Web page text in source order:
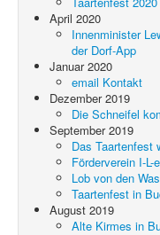
April 2020
Innenminister
der Dorf-App
Januar 2020
email Kontakt
Dezember 2019
Die Schneifel
September 2019
Das Taartenfest
Förderverein I-L-
Lob von den
Taartenfest in
August 2019
Alte Kirmes in